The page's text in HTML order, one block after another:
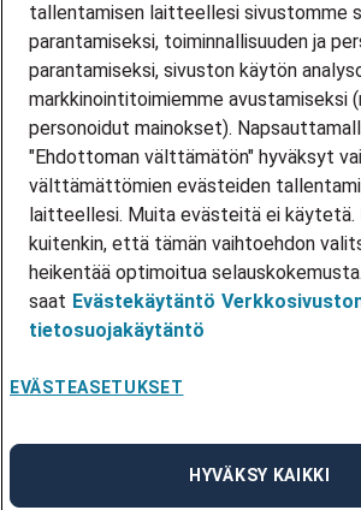
Adecco
Työpaikat
Tiimi
Tietosuoja
adecco.com/fi-fi
Hakijan Connect-sisäänkirjautuminen
tallentamisen laitteellesi sivustomme
parantamiseksi, toiminnallisuuden ja
parantamiseksi, sivuston käytön
markkinointitoimiemme avustamiseksi
personoidut mainokset).
"Ehdottoman välttämätön" hyväksyt
välttämättömien evästeiden
laitteellesi. Muita evästeitä ei käytetä.
kuitenkin, että tämän vaihtoehdon
heikentää optimoitua
saat Evästekäytäntö
tietosuojakäytäntö
EVÄSTEASETUKSET
HYVÄKSY KAIKKI